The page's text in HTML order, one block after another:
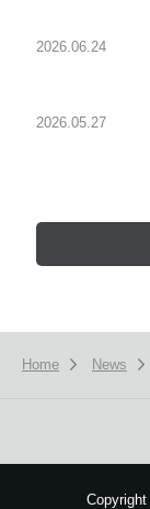
2026.06.24
2026.05.27
Home News
Copyright